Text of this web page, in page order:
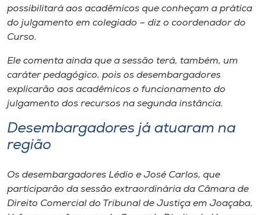
possibilitará aos acadêmicos que conheçam a prática
do julgamento em colegiado – diz o coordenador do
Curso.
Ele comenta ainda que a sessão terá, também, um
caráter pedagógico, pois os desembargadores
explicarão aos acadêmicos o funcionamento do
julgamento dos recursos na segunda instância.
Desembargadores já atuaram na
região
Os desembargadores Lédio e José Carlos, que
participarão da sessão extraordinária da Câmara de
Direito Comercial do Tribunal de Justiça em Joaçaba,